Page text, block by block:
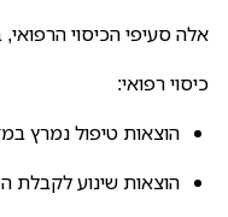
אלה סעיפי הכיסוי
כיסוי רפואי:
הוצאות טיפול נמרץ
הוצאות שינוע לקבלת